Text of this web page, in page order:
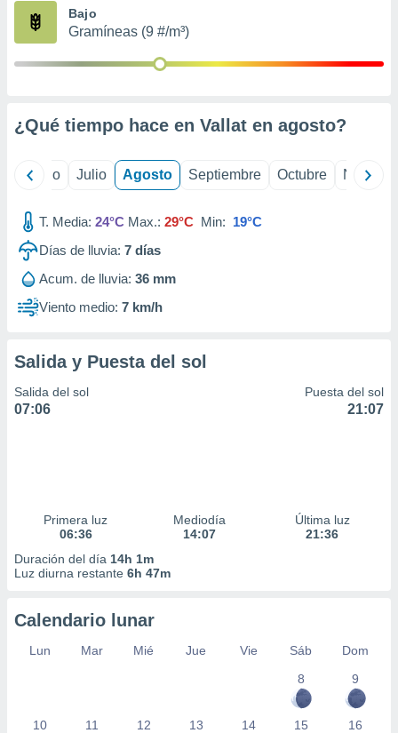
publicidad
publicidad
1199
Bajo
Gramíneas (9 #/m³)
¿Qué tiempo hace en Vallat en agosto?
Junio Julio Agosto Septiembre Octubre
T. Media: 24°C Max.: 29°C Min: 19°C
Días de lluvia: 7 días
Acum. de lluvia: 36 mm
Viento medio: 7 km/h
Salida y Puesta del sol
Salida del sol
07:06
Puesta del sol
21:07
Primera luz
06:36
Mediodía
14:07
Última luz
21:36
Duración del día 14h 1m
Luz diurna restante 6h 47m
Calendario lunar
Lun Mar Mié Jue Vie Sáb
Dom
8
9
10 11 12 13 14 15 16